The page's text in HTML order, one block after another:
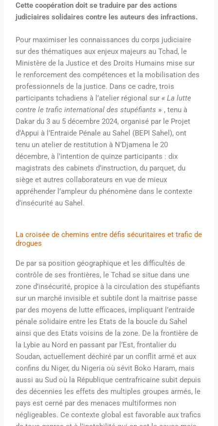
Cette coopération doit se traduire par des actions
judiciaires solidaires contre les auteurs des infractions.
Pour maximiser les connaissances du corps judiciaire
sur des thématiques aux enjeux majeurs au Tchad, le
Ministère de la Justice et des Droits Humains mise sur
le renforcement des compétences et la mobilisation des
professionnels de la justice. Dans ce cadre, trois
participants tchadiens à l’atelier régional sur«La lutte
contre le trafic international des stupéfiants » , tenu à
Dakar du 3 au 5 décembre 2024, organisé par le Projet
d’Appui à l’Entraide Pénale au Sahel (BEPI Sahel), ont
tenu un atelier de restitution à N’Djamena le 20
décembre, à l’intention de quinze participants : dix
magistrats des cabinets d’instruction, du parquet, du
siège et autres collaborateurs en vue de mieux
appréhender l’ampleur du phénomène dans le contexte
d’insécurité au Sahel.
La croisée de chemins entre défis sécuritaires et trafic de
drogues
De par sa position géographique et les difficultés de
contrôle de ses frontières, le Tchad se situe dans une
zone d’insécurité, propice à la circulation des stupéfiants
sur un marché invisible et subtile dont la maitrise passe
par des moyens de lutte efficaces, impliquant l’entraide
pénale solidaire entre les Etats de la boucle du Sahel
ainsi que des Etats voisins de la zone. De la frontière de
la Lybie au Nord en passant par l’Est, frontalier du
Soudan, actuellement déchiré par un conflit armé et aux
confins du Niger, du Nigeria où sévit Boko Haram, mais
aussi au Sud où la République centrafricaine subit depuis
des décennies les effets des multiples groupes armés, le
pays est cerné par des menaces multiformes non
négligeables. Ce contexte global est favorable aux trafics